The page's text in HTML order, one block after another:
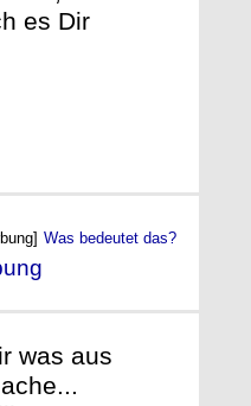
es Dir
Was bedeutet das?
was aus